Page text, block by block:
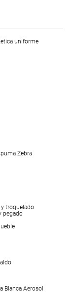
uniforme
Zebra
troquelado
pegado
Blanca Aerosol